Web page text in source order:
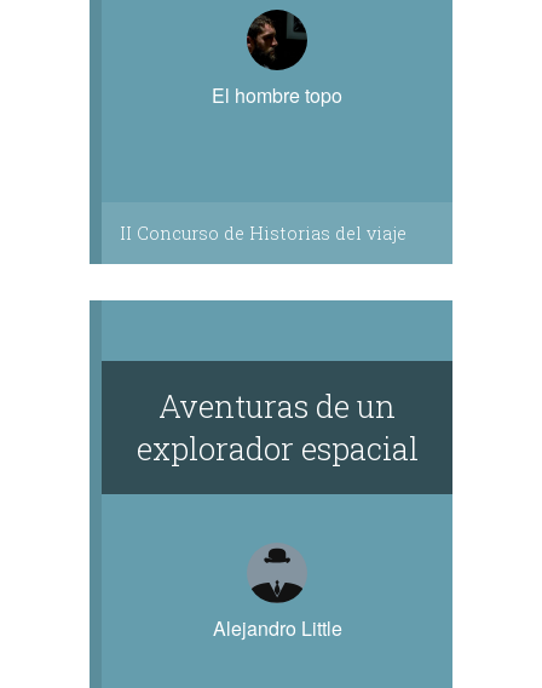
El hombre topo
II Concurso de Historias del viaje
Aventuras de un
explorador espacial
Alejandro Little